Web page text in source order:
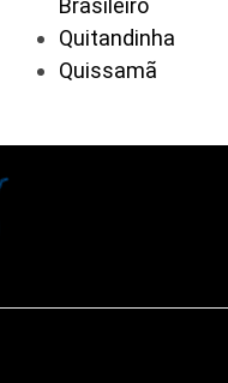
Brasileiro
Quitandinha
Quissamã